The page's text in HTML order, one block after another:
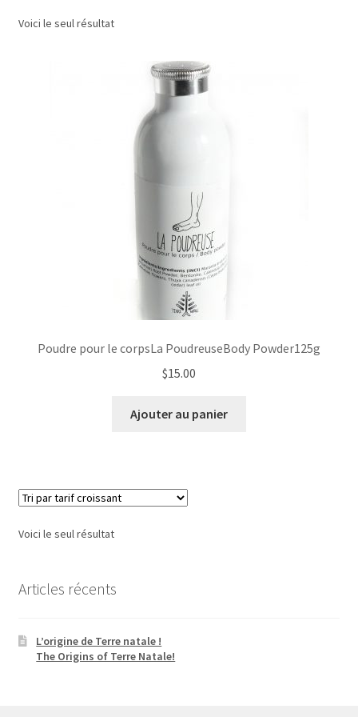
Commande/Checkout
Conditions de vente/Terms of service
My custom checkout page
Voici le seul résultat
Poudre pour le corpsLa PoudreuseBody Powder125g
$15.00
Ajouter au panier
Voici le seul résultat
Articles récents
L’origine de Terre natale !
The Origins of Terre Natale!